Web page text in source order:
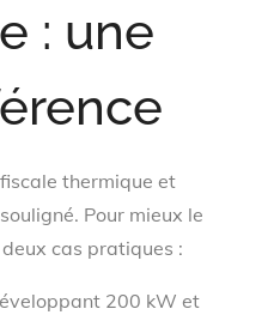
: une
thermique et
Pour mieux le
cas pratiques :
200 kW et